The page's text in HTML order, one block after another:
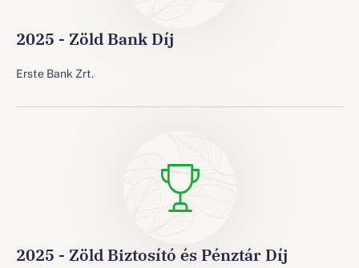
2025 - Zöld Bank Díj
Erste Bank Zrt.
2025 - Zöld Biztosító és Pénztár Díj